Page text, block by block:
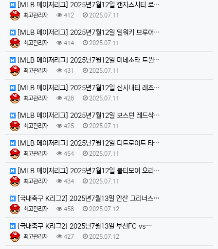
[MLB 메이저리그] 2025년7월12일 캔자스시티 로…
최고관리자 412 2025.07.11
[MLB 메이저리그] 2025년7월12일 밀워키 브루어…
최고관리자 414 2025.07.11
[MLB 메이저리그] 2025년7월12일 미네소타 트윈…
최고관리자 431 2025.07.11
[MLB 메이저리그] 2025년7월12일 신시내티 레즈…
최고관리자 428 2025.07.11
[MLB 메이저리그] 2025년7월12일 보스턴 레드삭…
최고관리자 425 2025.07.11
[MLB 메이저리그] 2025년7월12일 디트로이트 타…
최고관리자 454 2025.07.11
[MLB 메이저리그] 2025년7월12일 볼티모어 오리…
최고관리자 434 2025.07.11
[국내축구 K리그2] 2025년7월13일 안산 그리너스…
최고관리자 458 2025.07.12
[국내축구 K리그2] 2025년7월13일 부천FC vs…
최고관리자 427 2025.07.12